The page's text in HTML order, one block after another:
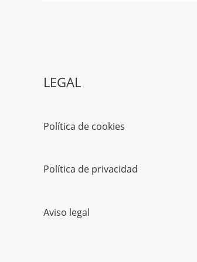
LEGAL
Política de cookies
Política de privacidad
Aviso legal